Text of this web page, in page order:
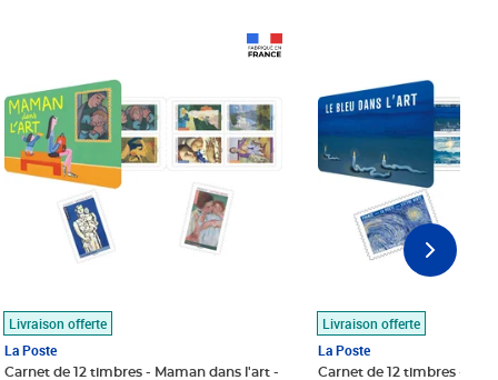
Livraison offerte
La Poste
Carnet de 12 timbres - Maman dans l'art -
Livraison offerte
La Poste
Carnet de 12 timbres - Le